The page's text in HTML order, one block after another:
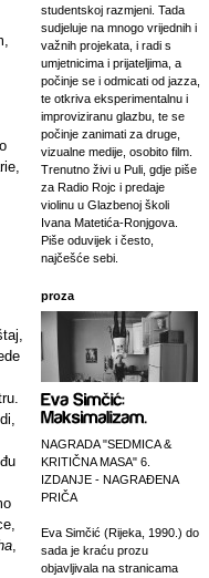
,
studentskoj razmjeni. Tada
sudjeluje na mnogo vrijednih i
važnih projekata, i radi s
umjetnicima i prijateljima, a
počinje se i odmicati od jazza,
te otkriva eksperimentalnu i
improviziranu glazbu, te se
počinje zanimati za druge,
vizualne medije, osobito film.
Trenutno živi u Puli, gdje piše
za Radio Rojc i predaje
violinu u Glazbenoj školi
Ivana Matetića-Ronjgova.
Piše oduvijek i često,
najčešće sebi.
proza
NAGRADA "SEDMICA &
KRITIČNA MASA" 6.
IZDANJE - NAGRAĐENA
PRIČA
Eva Simčić (Rijeka, 1990.) do
sada je kraću prozu
objavljivala na stranicama